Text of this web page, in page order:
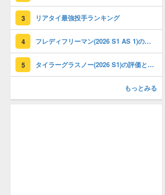
3 リアタイ最強投手ランキング
4 フレディフリーマン(2026 S1 AS 1)の評価とステータス
5 タイラーグラスノー(2026 S1)の評価とステータス
もっとみる